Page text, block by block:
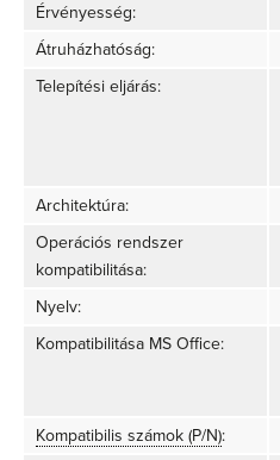
Érvényesség:
Átruházhatóság:
Telepítési eljárás:
Architektúra:
Operációs rendszer
kompatibilitása:
Nyelv:
Kompatibilitása MS Office:
Kompatibilis számok (P/N):